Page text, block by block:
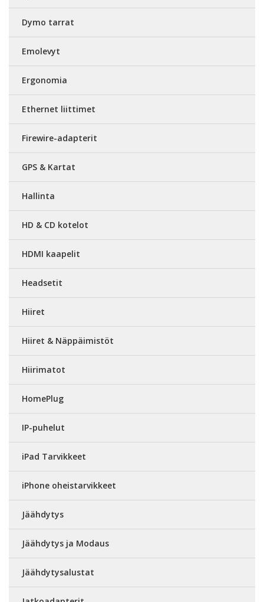
Dymo tarrat
Emolevyt
Ergonomia
Ethernet liittimet
Firewire-adapterit
GPS & Kartat
Hallinta
HD & CD kotelot
HDMI kaapelit
Headsetit
Hiiret
Hiiret & Näppäimistöt
Hiirimatot
HomePlug
IP-puhelut
iPad Tarvikkeet
iPhone oheistarvikkeet
Jäähdytys
Jäähdytys ja Modaus
Jäähdytysalustat